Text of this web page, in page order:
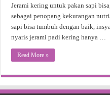
Jerami kering untuk pakan sapi
sebagai penopang kekurangan
sapi bisa tumbuh dengan baik,
nyaris jerami padi kering hanya …
Read More »